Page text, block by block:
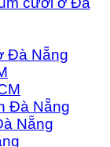
Đà Nẵng
Đà Nẵng
Nẵng